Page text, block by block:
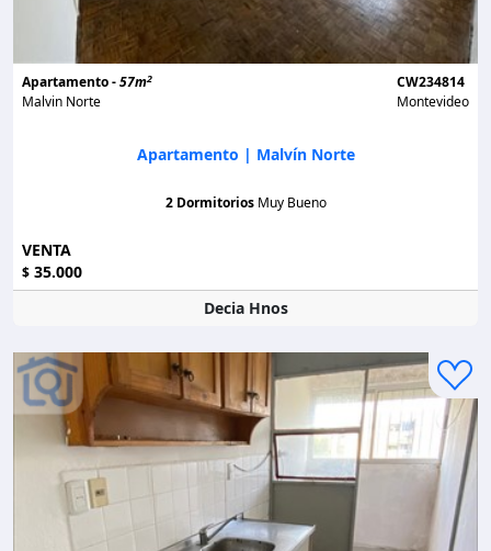
Apartamento -57m2
Malvin Norte
CW234814
Montevideo
Apartamento | Malvín Norte
2 Dormitorios Muy Bueno
VENTA
$ 35.000
Decia Hnos